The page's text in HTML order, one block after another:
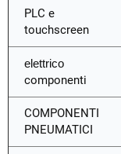
PLC e
touchscreen
elettrico
componenti
COMPONENTI
PNEUMATICI